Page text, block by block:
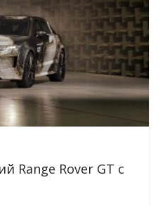
Range Rover GT с